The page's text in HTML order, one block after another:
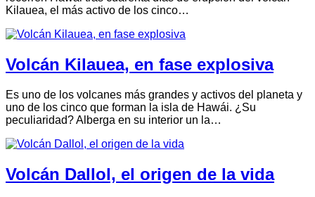
Kilauea, el más activo de los cinco…
Volcán Kilauea, en fase explosiva
Es uno de los volcanes más grandes y activos del planeta y
uno de los cinco que forman la isla de Hawái. ¿Su
peculiaridad? Alberga en su interior un la…
Volcán Dallol, el origen de la vida